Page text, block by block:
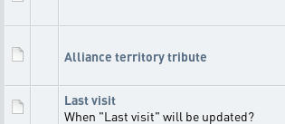
Alliance territory tribute
Last visit
When "Last visit" will be updated?